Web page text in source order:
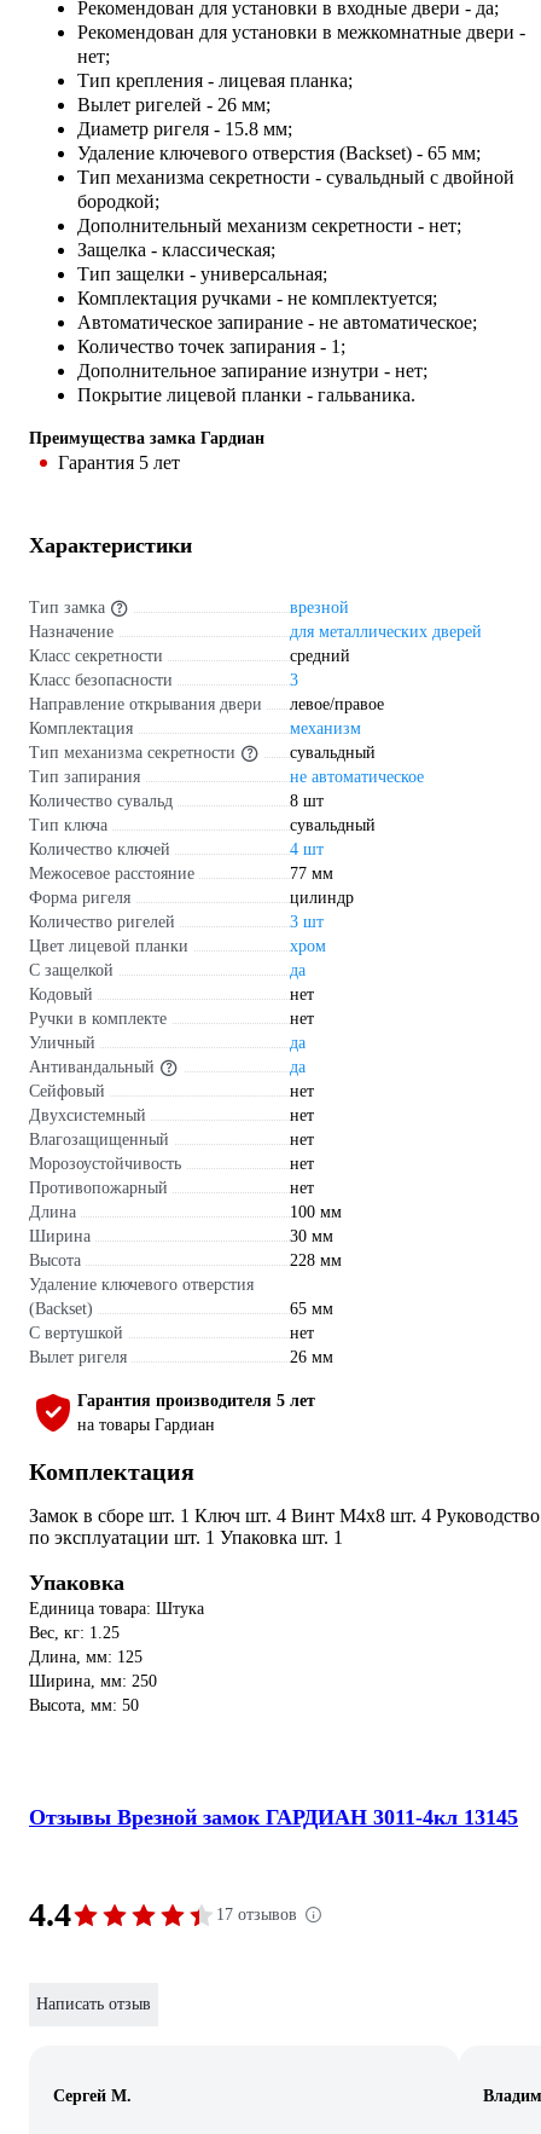
Рекомендован для установки в входные двери - да;
Рекомендован для установки в межкомнатные двери -
нет;
Тип крепления - лицевая планка;
Вылет ригелей - 26 мм;
Диаметр ригеля - 15.8 мм;
Удаление ключевого отверстия (Backset) - 65 мм;
Тип механизма секретности - сувальдный с двойной
бородкой;
Дополнительный механизм секретности - нет;
Защелка - классическая;
Тип защелки - универсальная;
Комплектация ручками - не комплектуется;
Автоматическое запирание - не автоматическое;
Количество точек запирания - 1;
Дополнительное запирание изнутри - нет;
Покрытие лицевой планки - гальваника.
Преимущества замка Гардиан
Гарантия 5 лет
Характеристики
Тип замка
врезной
Назначение
для металлических дверей
Класс секретности
средний
Класс безопасности
3
Направление открывания двери
левое/правое
Комплектация
механизм
Тип механизма секретности
сувальдный
Тип запирания
не автоматическое
Количество сувальд
8 шт
Тип ключа
сувальдный
Количество ключей
4 шт
Межосевое расстояние
77 мм
Форма ригеля
цилиндр
Количество ригелей
3 шт
Цвет лицевой планки
хром
С защелкой
да
Кодовый
нет
Ручки в комплекте
нет
Уличный
да
Антивандальный
да
Сейфовый
нет
Двухсистемный
нет
Влагозащищенный
нет
Морозоустойчивость
нет
Противопожарный
нет
Длина
100 мм
Ширина
30 мм
Высота
228 мм
Удаление ключевого отверстия
(Backset)
65 мм
С вертушкой
нет
Вылет ригеля
26 мм
Гарантия производителя 5 лет
на товары Гардиан
Комплектация
Замок в сборе шт. 1 Ключ шт. 4 Винт М4х8 шт. 4 Руководство
по эксплуатации шт. 1 Упаковка шт. 1
Упаковка
Единица товара: Штука
Вес, кг: 1.25
Длина, мм: 125
Ширина, мм: 250
Высота, мм: 50
Отзывы Врезной замок ГАРДИАН 3011-4кл 13145
4.4 17 отзывов
Написать отзыв
Сергей М.